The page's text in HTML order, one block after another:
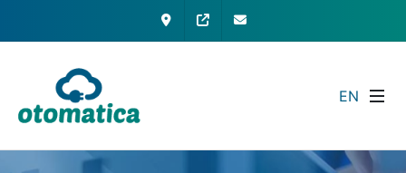
İletişim My Otomatica
EN